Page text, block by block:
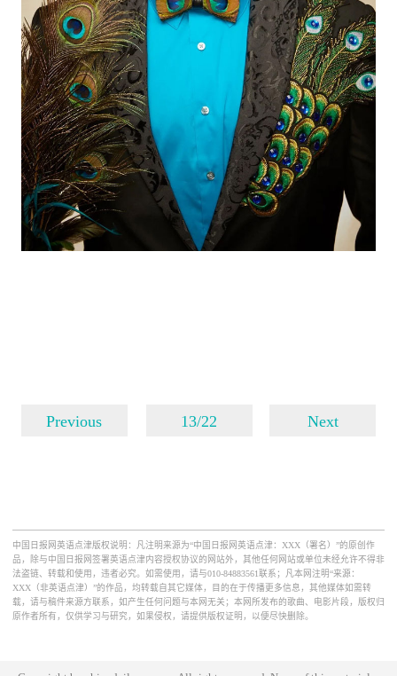
Previous 13/22 Next
中国日报网英语点津版权说明：凡注明来源为“中国日报网英语点津：XXX（署名）”的原创作
品，除与中国日报网签署英语点津内容授权协议的网站外，其他任何网站或单位未经允许不得非
法盗链、转载和使用，违者必究。如需使用，请与010-84883561联系；凡本网注明“来源：
XXX（非英语点津）”的作品，均转载自其它媒体，目的在于传播更多信息，其他媒体如需转
载，请与稿件来源方联系，如产生任何问题与本网无关；本网所发布的歌曲、电影片段，版权归
原作者所有，仅供学习与研究，如果侵权，请提供版权证明，以便尽快删除。